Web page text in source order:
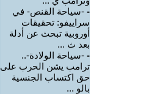
- -سياحة القنص- في
سراييفو: تحقيقات
أوروبية تبحث عن أدلة
بعد ث ...
- -سياحة الولادة-..
ترامب يشن الحرب على
حق اكتساب الجنسية
بالو ...